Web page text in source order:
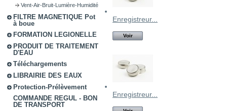
Vent-Air-Bruit-Lumière-Humidité
FILTRE MAGNETIQUE Pot
à boue
FORMATION LEGIONELLE
PRODUIT DE TRAITEMENT
D'EAU
Téléchargements
LIBRAIRIE DES EAUX
Protection-Prélèvement
COMMANDE REGUL - BON
DE TRANSPORT
Enregistreur...
Voir
Enregistreur...